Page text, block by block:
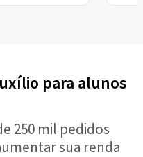
para alunos
250 mil pedidos
sua renda